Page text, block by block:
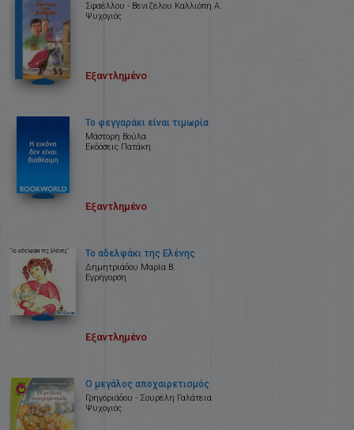
Σφαέλλου - Βενιζέλου Καλλιόπη Α.
Ψυχογιός
Εξαντλημένο
Το φεγγαράκι είναι τιμωρία
Μάστορη Βούλα
Εκδόσεις Πατάκη
Εξαντλημένο
Το αδελφάκι της Ελένης
Δημητριάδου Μαρία B.
Εγρήγορση
Εξαντλημένο
Ο μεγάλος αποχαιρετισμός
Γρηγοριάδου - Σουρέλη Γαλάτεια
Ψυχογιός